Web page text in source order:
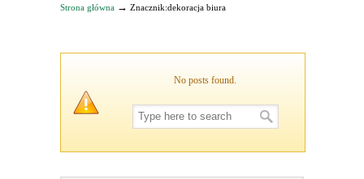
Strona główna → Znacznik:dekoracja biura
No posts found.